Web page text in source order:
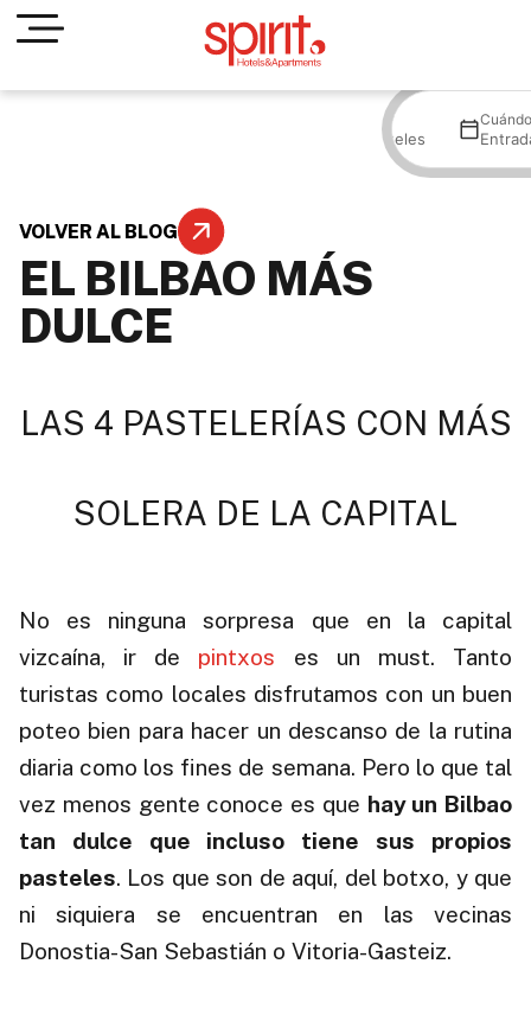
Todos los hoteles
Cuándo
VOLVER AL BLOG
EL BILBAO MÁS
DULCE
LAS 4 PASTELERÍAS CON MÁS
SOLERA DE LA CAPITAL
No es ninguna sorpresa que en la capital
vizcaína, ir de pintxos es un must. Tanto
turistas como locales disfrutamos con un buen
poteo bien para hacer un descanso de la rutina
diaria como los fines de semana. Pero lo que tal
vez menos gente conoce es que hay un Bilbao
tan dulce que incluso tiene sus propios
pasteles. Los que son de aquí, del botxo, y que
ni siquiera se encuentran en las vecinas
Donostia-San Sebastián o Vitoria-Gasteiz.